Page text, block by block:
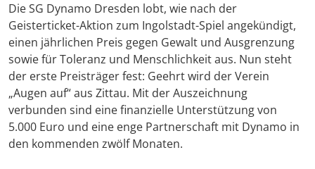
Die SG Dynamo Dresden lobt, wie nach der
Geisterticket-Aktion zum Ingolstadt-Spiel angekündigt,
einen jährlichen Preis gegen Gewalt und Ausgrenzung
sowie für Toleranz und Menschlichkeit aus. Nun steht
der erste Preisträger fest: Geehrt wird der Verein
„Augen auf“ aus Zittau. Mit der Auszeichnung
verbunden sind eine finanzielle Unterstützung von
5.000 Euro und eine enge Partnerschaft mit Dynamo in
den kommenden zwölf Monaten.